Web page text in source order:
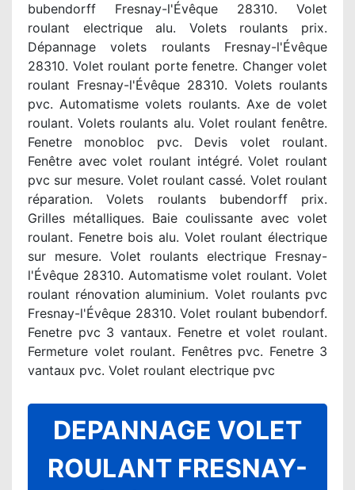
bubendorff Fresnay-l'Évêque 28310. Volet
roulant electrique alu. Volets roulants prix.
Dépannage volets roulants Fresnay-l'Évêque
28310. Volet roulant porte fenetre. Changer volet
roulant Fresnay-l'Évêque 28310. Volets roulants
pvc. Automatisme volets roulants. Axe de volet
roulant. Volets roulants alu. Volet roulant fenêtre.
Fenetre monobloc pvc. Devis volet roulant.
Fenêtre avec volet roulant intégré. Volet roulant
pvc sur mesure. Volet roulant cassé. Volet roulant
réparation. Volets roulants bubendorff prix.
Grilles métalliques. Baie coulissante avec volet
roulant. Fenetre bois alu. Volet roulant électrique
sur mesure. Volet roulants electrique Fresnay-
l'Évêque 28310. Automatisme volet roulant. Volet
roulant rénovation aluminium. Volet roulants pvc
Fresnay-l'Évêque 28310. Volet roulant bubendorf.
Fenetre pvc 3 vantaux. Fenetre et volet roulant.
Fermeture volet roulant. Fenêtres pvc. Fenetre 3
vantaux pvc. Volet roulant electrique pvc
DEPANNAGE VOLET
ROULANT FRESNAY-